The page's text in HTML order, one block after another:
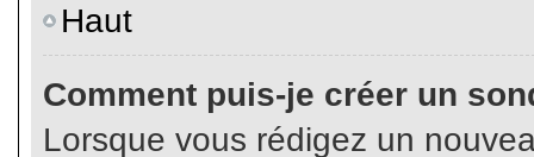
Haut
Comment puis-je créer un
Lorsque vous rédigez un